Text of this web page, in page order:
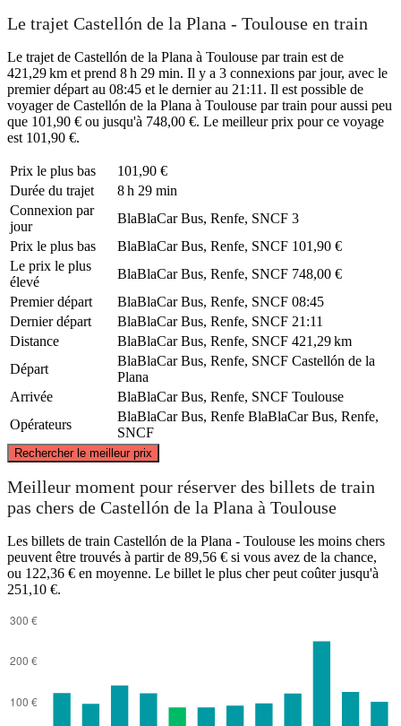
Le trajet Castellón de la Plana - Toulouse en train
Le trajet de Castellón de la Plana à Toulouse par train est de
421,29 km et prend 8 h 29 min. Il y a 3 connexions par jour, avec le
premier départ au 08:45 et le dernier au 21:11. Il est possible de
voyager de Castellón de la Plana à Toulouse par train pour aussi peu
que 101,90 € ou jusqu'à 748,00 €. Le meilleur prix pour ce voyage
est 101,90 €.
Prix ​​le plus bas
101,90 €
Durée du trajet
8 h 29 min
Connexion par
jour
BlaBlaCar Bus, Renfe, SNCF 3
Prix ​​le plus bas
BlaBlaCar Bus, Renfe, SNCF 101,90 €
Le prix le plus
élevé
BlaBlaCar Bus, Renfe, SNCF 748,00 €
Premier départ
BlaBlaCar Bus, Renfe, SNCF 08:45
Dernier départ
BlaBlaCar Bus, Renfe, SNCF 21:11
Distance
BlaBlaCar Bus, Renfe, SNCF 421,29 km
Départ
BlaBlaCar Bus, Renfe, SNCF Castellón de la
Plana
Arrivée
BlaBlaCar Bus, Renfe, SNCF Toulouse
Opérateurs
BlaBlaCar Bus, Renfe BlaBlaCar Bus, Renfe,
SNCF
Rechercher le meilleur prix
Meilleur moment pour réserver des billets de train
pas chers de Castellón de la Plana à Toulouse
Les billets de train Castellón de la Plana - Toulouse les moins chers
peuvent être trouvés à partir de 89,56 € si vous avez de la chance,
ou 122,36 € en moyenne. Le billet le plus cher peut coûter jusqu'à
251,10 €.